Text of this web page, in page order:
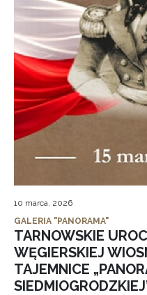
10 marca, 2026
GALERIA "PANORAMA"
TARNOWSKIE
WĘGIERSKIEJ
TAJEMNICE